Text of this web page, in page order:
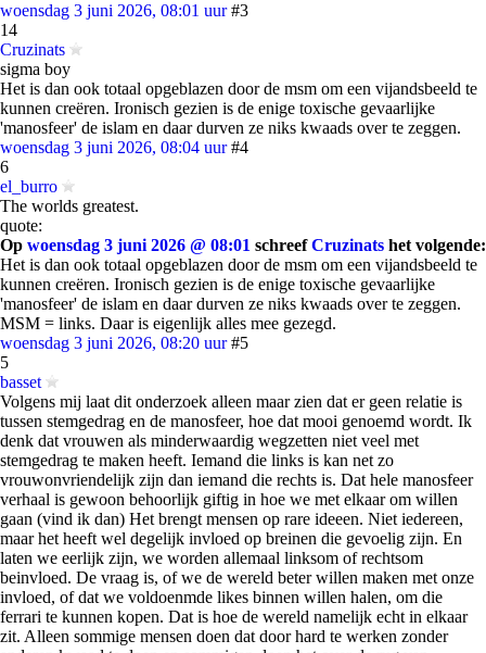
woensdag 3 juni 2026, 08:01 uur #3
14
Cruzinats
sigma boy
Het is dan ook totaal opgeblazen door de msm om een vijandsbeeld te
kunnen creëren. Ironisch gezien is de enige toxische gevaarlijke
'manosfeer' de islam en daar durven ze niks kwaads over te zeggen.
woensdag 3 juni 2026, 08:04 uur #4
6
el_burro
The worlds greatest.
quote:
Op woensdag 3 juni 2026 @ 08:01 schreefCruzinats het volgende:
Het is dan ook totaal opgeblazen door de msm om een vijandsbeeld te
kunnen creëren. Ironisch gezien is de enige toxische gevaarlijke
'manosfeer' de islam en daar durven ze niks kwaads over te zeggen.
MSM = links. Daar is eigenlijk alles mee gezegd.
woensdag 3 juni 2026, 08:20 uur #5
5
basset
Volgens mij laat dit onderzoek alleen maar zien dat er geen relatie is
tussen stemgedrag en de manosfeer, hoe dat mooi genoemd wordt. Ik
denk dat vrouwen als minderwaardig wegzetten niet veel met
stemgedrag te maken heeft. Iemand die links is kan net zo
vrouwonvriendelijk zijn dan iemand die rechts is. Dat hele manosfeer
verhaal is gewoon behoorlijk giftig in hoe we met elkaar om willen
gaan (vind ik dan) Het brengt mensen op rare ideeen. Niet iedereen,
maar het heeft wel degelijk invloed op breinen die gevoelig zijn. En
laten we eerlijk zijn, we worden allemaal linksom of rechtsom
beinvloed. De vraag is, of we de wereld beter willen maken met onze
invloed, of dat we voldoenmde likes binnen willen halen, om die
ferrari te kunnen kopen. Dat is hoe de wereld namelijk echt in elkaar
zit. Alleen sommige mensen doen dat door hard te werken zonder